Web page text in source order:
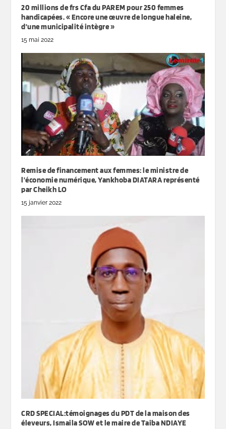
20 millions de frs Cfa du PAREM pour 250 femmes
handicapées. « Encore une œuvre de longue haleine,
d’une municipalité intègre »
15 mai 2022
Remise de financement aux femmes: le ministre de
l’économie numérique, Yankhoba DIATARA représenté
par Cheikh LO
15 janvier 2022
CRD SPECIAL:témoignages du PDT de la maison des
éleveurs, Ismaila SOW et le maire de Taiba NDIAYE